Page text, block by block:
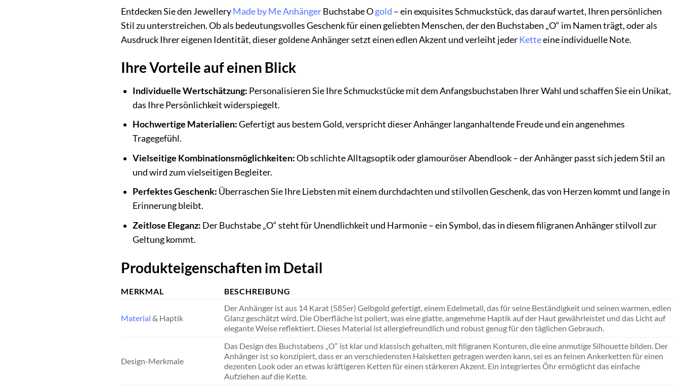
Entdecken Sie den JewelleryMade by MeAnhängerBuchstabe Ogold – ein exquisites Schmuckstück, das darauf wartet, Ihren persönlichen
Stil zu unterstreichen. Ob als bedeutungsvolles Geschenk für einen geliebten Menschen, der den Buchstaben „O“ im Namen trägt, oder als
Ausdruck Ihrer eigenen Identität, dieser goldene Anhänger setzt einen edlen Akzent und verleiht jederKetteeine individuelle Note.
Ihre Vorteile auf einen Blick
Individuelle Wertschätzung: Personalisieren Sie Ihre Schmuckstücke mit dem Anfangsbuchstaben Ihrer Wahl und schaffen Sie ein Unikat,
das Ihre Persönlichkeit widerspiegelt.
Hochwertige Materialien:Gefertigt aus bestem Gold, verspricht dieser Anhänger langanhaltende Freude und ein angenehmes
Tragegefühl.
Vielseitige Kombinationsmöglichkeiten:Ob schlichte Alltagsoptik oder glamouröser Abendlook – der Anhänger passt sich jedem Stil an
und wird zum vielseitigen Begleiter.
Perfektes Geschenk: Überraschen Sie Ihre Liebsten mit einem durchdachten und stilvollen Geschenk, das von Herzen kommt und lange in
Erinnerung bleibt.
Zeitlose Eleganz: Der Buchstabe „O“ steht für Unendlichkeit und Harmonie – ein Symbol, das in diesem filigranen Anhänger stilvoll zur
Geltung kommt.
Produkteigenschaften im Detail
MERKMAL BESCHREIBUNG
Material & Haptik
Der Anhänger ist aus 14 Karat (585er) Gelbgold gefertigt, einem Edelmetall, das für seine Beständigkeit und seinen warmen, edlen
Glanz geschätzt wird. Die Oberfläche ist poliert, was eine glatte, angenehme Haptik auf der Haut gewährleistet und das Licht auf
elegante Weise reflektiert. Dieses Material ist allergiefreundlich und robust genug für den täglichen Gebrauch.
Design-Merkmale
Das Design des Buchstabens „O“ ist klar und klassisch gehalten, mit filigranen Konturen, die eine anmutige Silhouette bilden. Der
Anhänger ist so konzipiert, dass er an verschiedensten Halsketten getragen werden kann, sei es an feinen Ankerketten für einen
dezenten Look oder an etwas kräftigeren Ketten für einen stärkeren Akzent. Ein integriertes Öhr ermöglicht das einfache
Aufziehen auf die Kette.